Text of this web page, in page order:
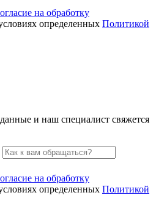
на обработку
определенных Политикой
и наш специалист свяжется
на обработку
определенных Политикой